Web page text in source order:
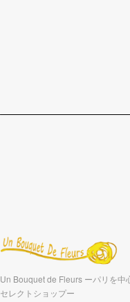
Un Bouquet de Fleurs ーパリを中
セレクトショップー